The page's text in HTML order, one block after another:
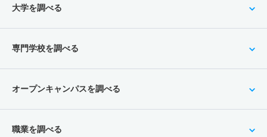
大学を調べる
専門学校を調べる
オープンキャンパスを調べる
職業を調べる